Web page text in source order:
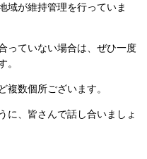
域が維持管理を行っていま
っていない場合は、ぜひ一度
。
複数個所ございます。
に、皆さんで話し合いましょ